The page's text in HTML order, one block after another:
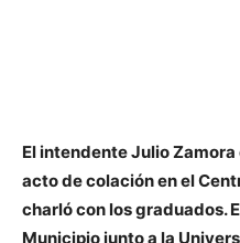
El intendente Julio
acto de colación en el
charló con los graduados.
Municipio junto a la